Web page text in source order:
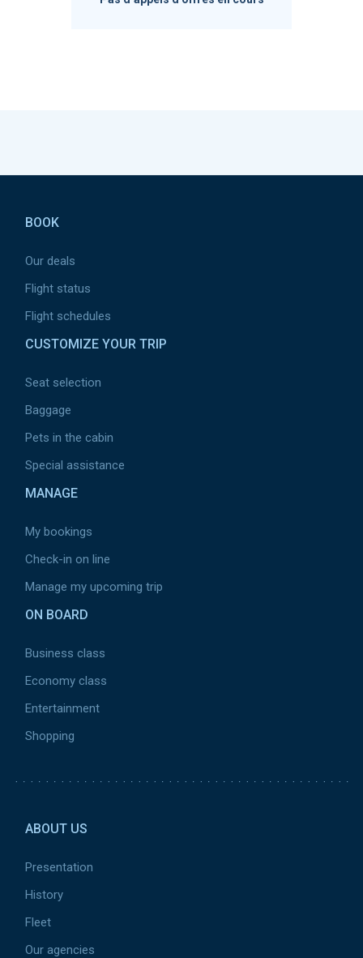
BOOK
Our deals
Flight status
Flight schedules
CUSTOMIZE YOUR TRIP
Seat selection
Baggage
Pets in the cabin
Special assistance
MANAGE
My bookings
Check-in on line
Manage my upcoming trip
ON BOARD
Business class
Economy class
Entertainment
Shopping
ABOUT US
Presentation
History
Fleet
Our agencies